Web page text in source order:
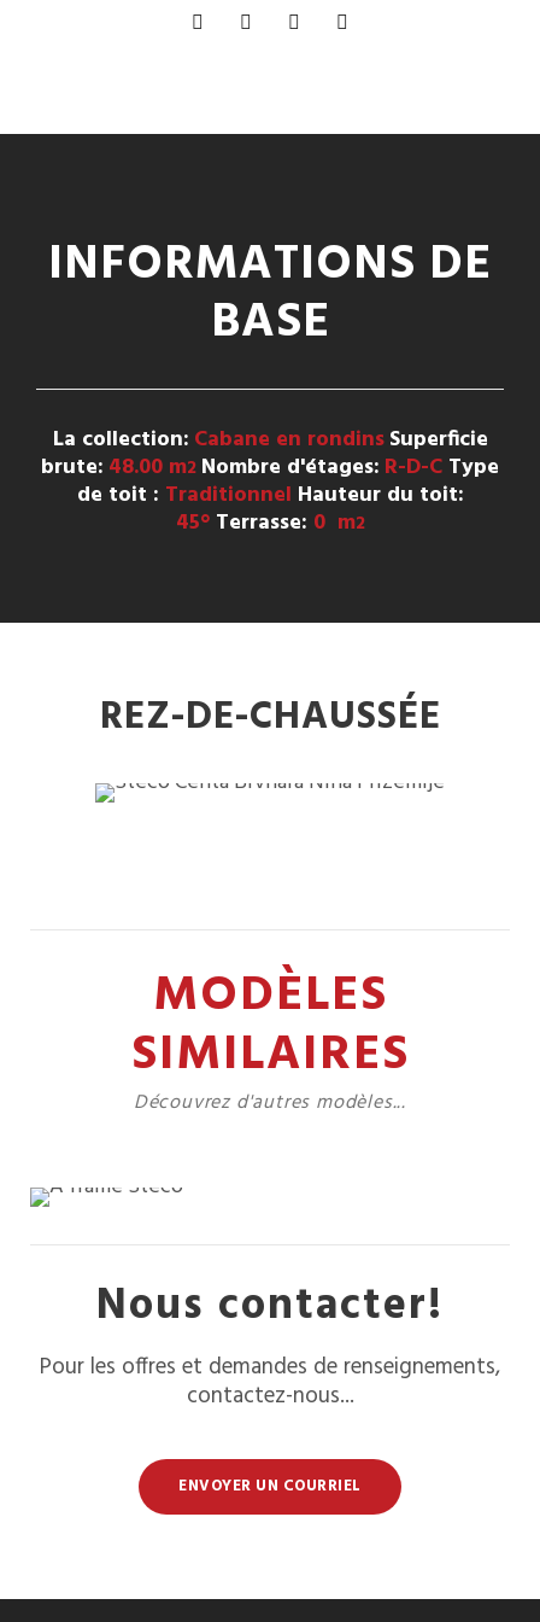
INFORMATIONS DE
BASE
La collection: Cabane en rondinsSuperficie
brute: 48.00 m2 Nombre d'étages: R-D-C Type
de toit : Traditionnel Hauteur du toit:
45° Terrasse: 0 m2
REZ-DE-CHAUSSÉE
MODÈLES
SIMILAIRES
Découvrez d'autres modèles...
Nous contacter!
Pour les offres et demandes de renseignements,
contactez-nous...
ENVOYER UN COURRIEL